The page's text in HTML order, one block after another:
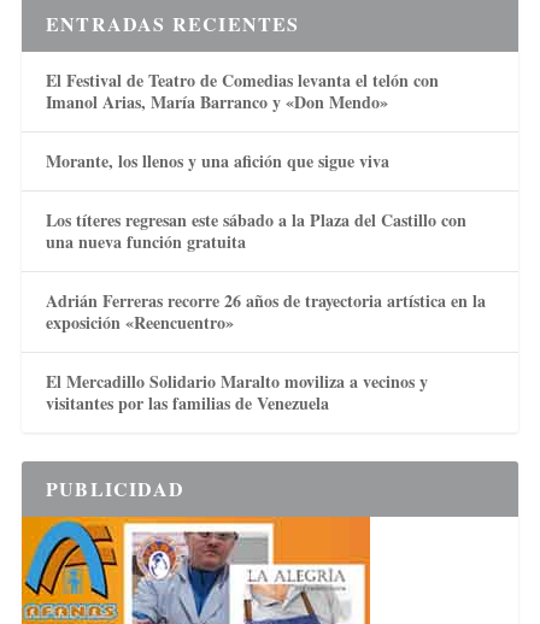
ENTRADAS RECIENTES
El Festival de Teatro de Comedias levanta el telón con
Imanol Arias, María Barranco y «Don Mendo»
Morante, los llenos y una afición que sigue viva
Los títeres regresan este sábado a la Plaza del Castillo con
una nueva función gratuita
Adrián Ferreras recorre 26 años de trayectoria artística en la
exposición «Reencuentro»
El Mercadillo Solidario Maralto moviliza a vecinos y
visitantes por las familias de Venezuela
PUBLICIDAD